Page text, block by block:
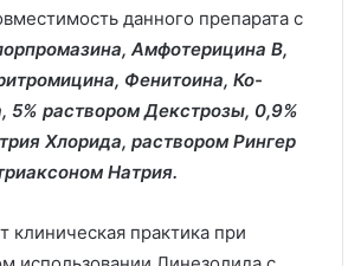
данного препарата с
Амфотерицина В,
Фенитоина, Ко-
5% раствором Декстрозы, 0,9%
Хлорида, раствором Рингер
Натрия.
клиническая практика при